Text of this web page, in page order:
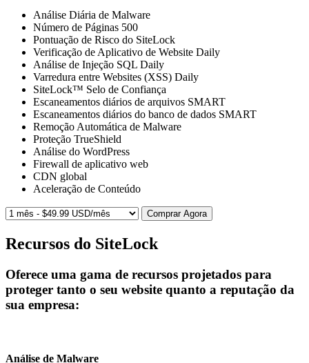
Análise Diária de Malware
Número de Páginas 500
Pontuação de Risco do SiteLock
Verificação de Aplicativo de Website Daily
Análise de Injeção SQL Daily
Varredura entre Websites (XSS) Daily
SiteLock™ Selo de Confiança
Escaneamentos diários de arquivos SMART
Escaneamentos diários do banco de dados SMART
Remoção Automática de Malware
Proteção TrueShield
Análise do WordPress
Firewall de aplicativo web
CDN global
Aceleração de Conteúdo
Comprar Agora
Recursos do SiteLock
Oferece uma gama de recursos projetados para
proteger tanto o seu website quanto a reputação da
sua empresa:
Análise de Malware